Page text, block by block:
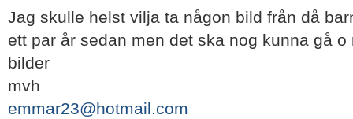
Jag skulle helst vilja ta någon bild från då
ett par år sedan men det ska nog kunna gå
bilder
mvh
emmar23@hotmail.com